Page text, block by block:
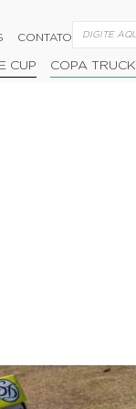
CONTATO
CUP COPA TRUCK